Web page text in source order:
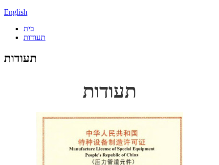
English
בַּיִת
תעודות
תעודות
תעודות